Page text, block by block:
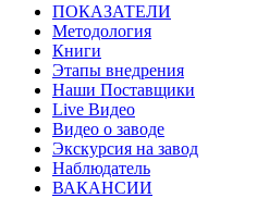
ПОКАЗАТЕЛИ
Методология
Книги
Этапы внедрения
Наши Поставщики
Live Видео
Видео о заводе
Экскурсия на завод
Наблюдатель
ВАКАНСИИ